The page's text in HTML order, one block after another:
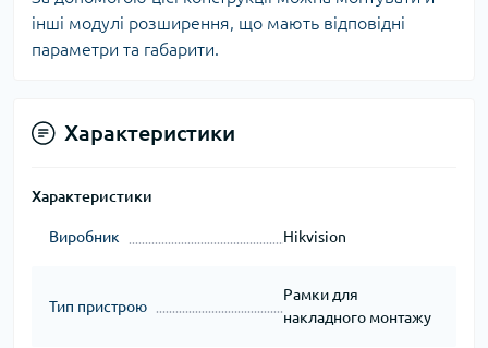
інші модулі розширення, що мають відповідні
параметри та габарити.
Характеристики
Характеристики
Виробник Hikvision
Тип пристрою
Рамки для
накладного монтажу